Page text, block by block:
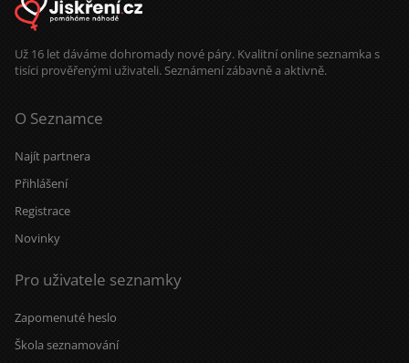
Už 16 let dáváme dohromady nové páry. Kvalitní online seznamka s
tisíci prověřenými uživateli. Seznámení zábavně a aktivně.
O Seznamce
Najít partnera
Přihlášení
Registrace
Novinky
Pro uživatele seznamky
Zapomenuté heslo
Škola seznamování